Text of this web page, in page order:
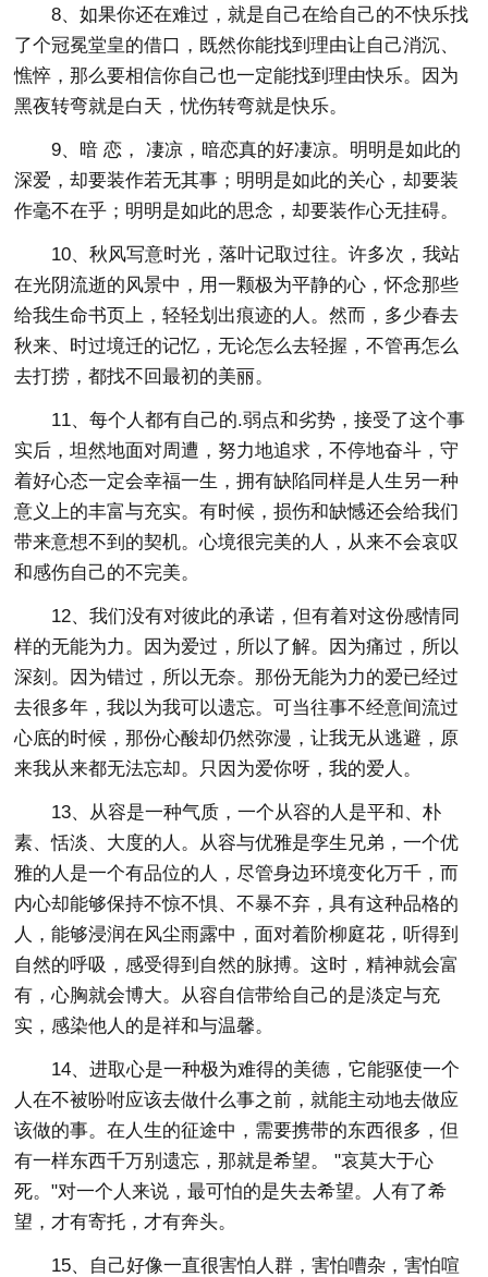
8、如果你还在难过，就是自己在给自己的不快乐找
了个冠冕堂皇的借口，既然你能找到理由让自己消沉、
憔悴，那么要相信你自己也一定能找到理由快乐。因为
黑夜转弯就是白天，忧伤转弯就是快乐。
9、暗 恋， 凄凉，暗恋真的好凄凉。明明是如此的
深爱，却要装作若无其事；明明是如此的关心，却要装
作毫不在乎；明明是如此的思念，却要装作心无挂碍。
10、秋风写意时光，落叶记取过往。许多次，我站
在光阴流逝的风景中，用一颗极为平静的心，怀念那些
给我生命书页上，轻轻划出痕迹的人。然而，多少春去
秋来、时过境迁的记忆，无论怎么去轻握，不管再怎么
去打捞，都找不回最初的美丽。
11、每个人都有自己的.弱点和劣势，接受了这个事
实后，坦然地面对周遭，努力地追求，不停地奋斗，守
着好心态一定会幸福一生，拥有缺陷同样是人生另一种
意义上的丰富与充实。有时候，损伤和缺憾还会给我们
带来意想不到的契机。心境很完美的人，从来不会哀叹
和感伤自己的不完美。
12、我们没有对彼此的承诺，但有着对这份感情同
样的无能为力。因为爱过，所以了解。因为痛过，所以
深刻。因为错过，所以无奈。那份无能为力的爱已经过
去很多年，我以为我可以遗忘。可当往事不经意间流过
心底的时候，那份心酸却仍然弥漫，让我无从逃避，原
来我从来都无法忘却。只因为爱你呀，我的爱人。
13、从容是一种气质，一个从容的人是平和、朴
素、恬淡、大度的人。从容与优雅是孪生兄弟，一个优
雅的人是一个有品位的人，尽管身边环境变化万千，而
内心却能够保持不惊不惧、不暴不弃，具有这种品格的
人，能够浸润在风尘雨露中，面对着阶柳庭花，听得到
自然的呼吸，感受得到自然的脉搏。这时，精神就会富
有，心胸就会博大。从容自信带给自己的是淡定与充
实，感染他人的是祥和与温馨。
14、进取心是一种极为难得的美德，它能驱使一个
人在不被吩咐应该去做什么事之前，就能主动地去做应
该做的事。在人生的征途中，需要携带的东西很多，但
有一样东西千万别遗忘，那就是希望。 "哀莫大于心
死。"对一个人来说，最可怕的是失去希望。人有了希
望，才有寄托，才有奔头。
15、自己好像一直很害怕人群，害怕嘈杂，害怕喧